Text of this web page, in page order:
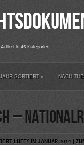
in 45 Kategorien.
SORTIERT» NACH
–
LUFFY IM JANUAR 2014 |